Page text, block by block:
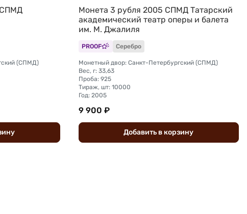
СПМД
(СПМД)
Монета 3 рубля 2005 СПМД Татарский
академический театр оперы и балета
им. М. Джалиля
PROOF Серебро
Монетный двор: Санкт-Петербургский (СПМД)
Вес, г: 33,63
Проба: 925
Тираж, шт: 10000
Год: 2005
9 900 ₽
Добавить в корзину